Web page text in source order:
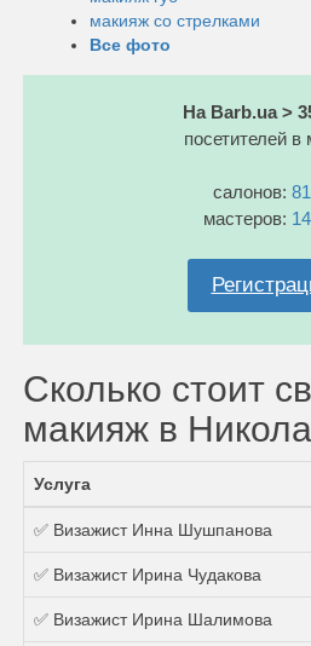
макияж со стрелками
Все фото
На Barb.ua >
посетителей в
салонов:
мастеров:
Сколько стоит
макияж в
Услуга
✅ Визажист Инна Шушпанова
✅ Визажист Ирина Чудакова
✅ Визажист Ирина Шалимова